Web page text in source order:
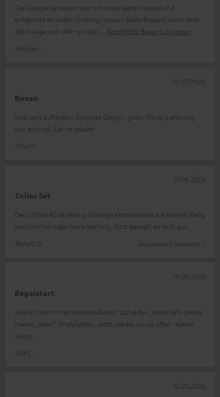
Die Anlage hat einen sehr schönen satten Sound und
entspricht im vollen Umfang meinen Bedürfnissen! Auch lässt
die Anlage sich sehr gut der
Komplette Bewertung lesen
Michael .
Boxen
Sind sehr zufrieden. Schönes Design, guter Klang. Lieferung
war auch ok. Gerne wieder
Ethel S.
02.07.2026
Tolles Set
Der Ultima 40 ist eine großartige Kombination aus klarem Klang
und hochwertiger Verarbeitung. Kurz gesagt: einfach gut.
Ronald D.
(automatisch übersetzt *)
27.06.2026
Begeistert
Also ich bin mit der Kombo absolut zufrieden. Höre sehr gerne
meine „alten“ Vinylplatten. Jetzt wieder um so öfter . Klasse
Klang.
Ralf C.
14.05.2026
12.05.2026